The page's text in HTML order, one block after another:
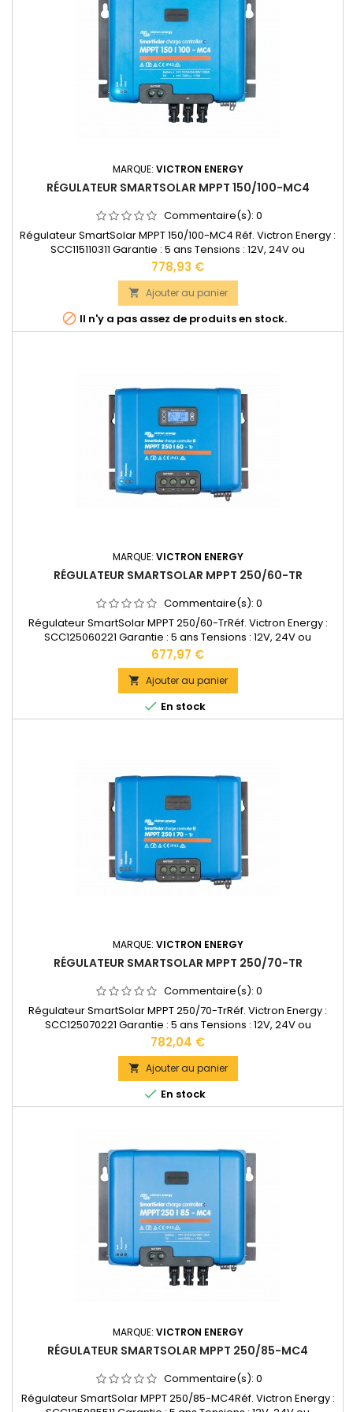
MARQUE: VICTRON ENERGY
RÉGULATEUR SMARTSOLAR MPPT 150/100-MC4
Commentaire(s): 0
Régulateur SmartSolar MPPT 150/100-MC4 Réf. Victron Energy :
SCC115110311 Garantie : 5 ans Tensions : 12V, 24V ou
48VAccepte en 12V jusqu'à 1450W de panneaux solaires.
Accepte en 24V jusqu'à 2900W de panneaux solaires.
Accepte en 48V jusqu'à 5800W de panneaux solaires.Bornes
de puissance: 35 mm2 Dimensions : 216 x 295 x 103 mm Poids :
4,5...
Prix
778,93 €
 Ajouter au panier
 Il n'y a pas assez de produits en stock.
MARQUE: VICTRON ENERGY
RÉGULATEUR SMARTSOLAR MPPT 250/60-TR
Commentaire(s): 0
Régulateur SmartSolar MPPT 250/60-TrRéf. Victron Energy :
SCC125060221 Garantie : 5 ans Tensions : 12V, 24V ou
48VAccepte en 12V jusqu'à 1200W de panneaux solaires.
Accepte en 24V jusqu'à 2400W de panneaux solaires.
Accepte en 48V jusqu'à 4900W de panneaux solaires.Bornes
de puissance: 35 mm2 Dimensions : 185 x 250 x 95 mm Poids :
3 kg...
Prix
677,97 €
 Ajouter au panier
 En stock
MARQUE: VICTRON ENERGY
RÉGULATEUR SMARTSOLAR MPPT 250/70-TR
Commentaire(s): 0
Régulateur SmartSolar MPPT 250/70-TrRéf. Victron Energy :
SCC125070221 Garantie : 5 ans Tensions : 12V, 24V ou
48VAccepte en 12V jusqu'à 1000W de panneaux solaires.
Accepte en 24V jusqu'à 2000W de panneaux solaires.
Accepte en 48V jusqu'à 4000W de panneaux solaires.Bornes
de puissance: 35 mm2 Dimensions : 185 x 250 x 95 mm Poids :
3...
Prix
782,04 €
 Ajouter au panier
 En stock
MARQUE: VICTRON ENERGY
RÉGULATEUR SMARTSOLAR MPPT 250/85-MC4
Commentaire(s): 0
Régulateur SmartSolar MPPT 250/85-MC4Réf. Victron Energy :